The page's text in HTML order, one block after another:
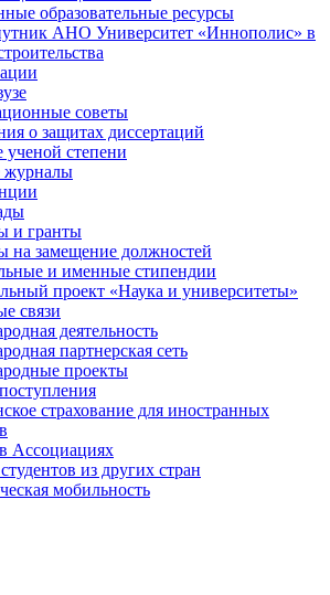
образовательные ресурсы
АНО Университет «Иннополис» в
советы
о защитах диссертаций
степени
журналы
и гранты
на замещение должностей
и именные стипендии
проект «Наука и университеты»
связи
деятельность
партнерская сеть
проекты
страхование для иностранных
Ассоциациях
из других стран
мобильность